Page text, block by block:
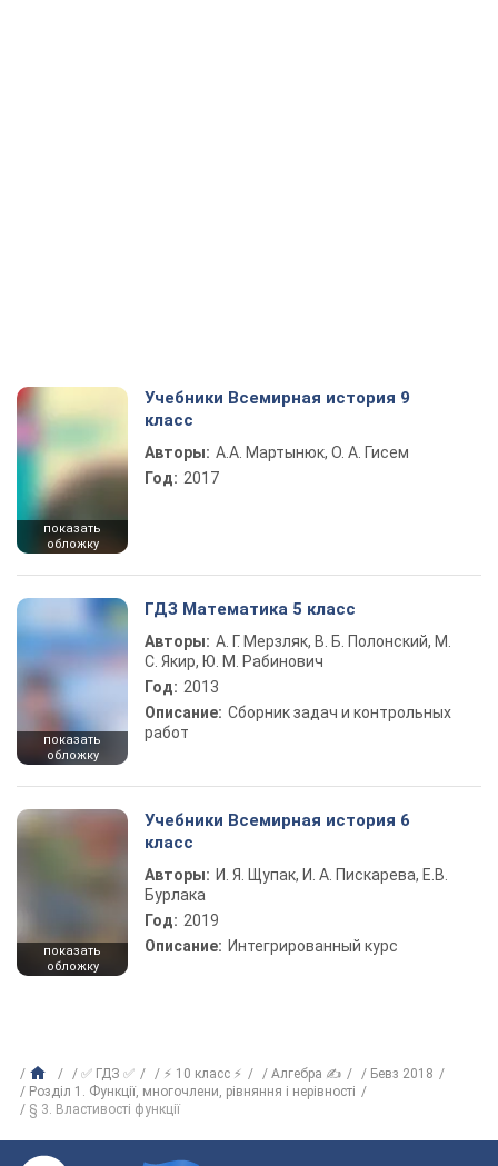
показать
обложку
Учебники Всемирная история 9
класс
Авторы: А.А. Мартынюк, О. А. Гисем
Год: 2017
показать
обложку
ГДЗ Математика 5 класс
Авторы: А. Г. Мерзляк, В. Б. Полонский, М.
С. Якир, Ю. М. Рабинович
Год: 2013
Описание: Сборник задач и контрольных
работ
показать
обложку
Учебники Всемирная история 6
класс
Авторы: И. Я. Щупак, И. А. Пискарева, Е.В.
Бурлака
Год: 2019
Описание: Интегрированный курс
✅ ГДЗ ✅ ⚡ 10 класс ⚡ Алгебра ✍
Бевз 2018
Розділ 1. Функції, многочлени, рівняння і нерівності
§ 3. Властивості функції